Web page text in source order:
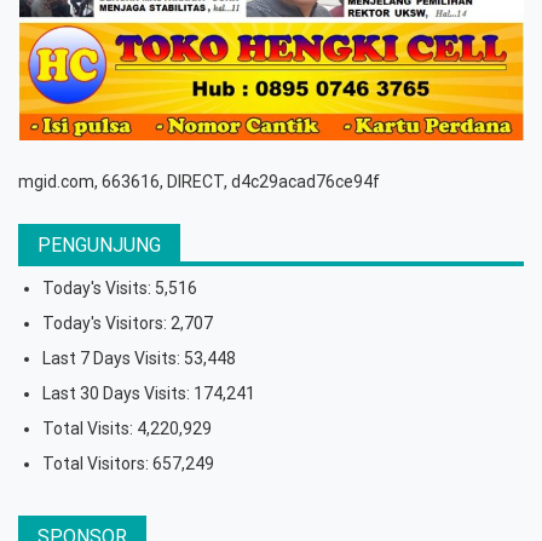
mgid.com, 663616, DIRECT, d4c29acad76ce94f
PENGUNJUNG
Today's Visits: 5,516
Today's Visitors: 2,707
Last 7 Days Visits: 53,448
Last 30 Days Visits: 174,241
Total Visits: 4,220,929
Total Visitors: 657,249